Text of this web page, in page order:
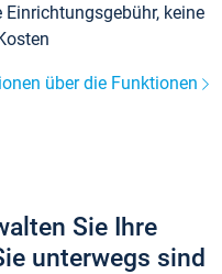
keine
über die Funktionen
Sie Ihre
unterwegs sind